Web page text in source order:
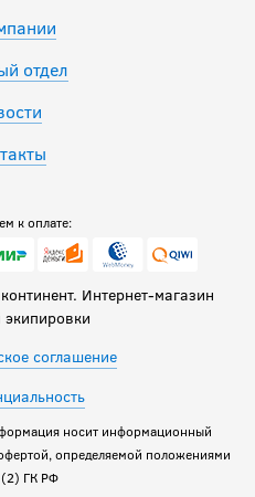
отдел
к оплате:
Интернет-магазин
экипировки
соглашение
носит информационный
определяемой положениями
(2) ГК РФ